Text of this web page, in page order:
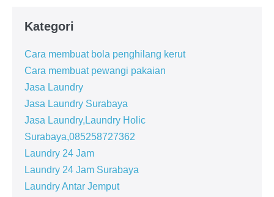
Kategori
Cara membuat bola penghilang kerut
Cara membuat pewangi pakaian
Jasa Laundry
Jasa Laundry Surabaya
Jasa Laundry,Laundry Holic
Surabaya,085258727362
Laundry 24 Jam
Laundry 24 Jam Surabaya
Laundry Antar Jemput